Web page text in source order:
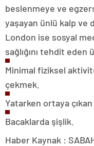
beslenmeye ve
yaşayan ünlü kalp ve
London ise sosyal
sağlığını tehdit eden
Minimal fiziksel
çekmek.
Yatarken ortaya çıkan
Bacaklarda şişlik.
Haber Kaynak :